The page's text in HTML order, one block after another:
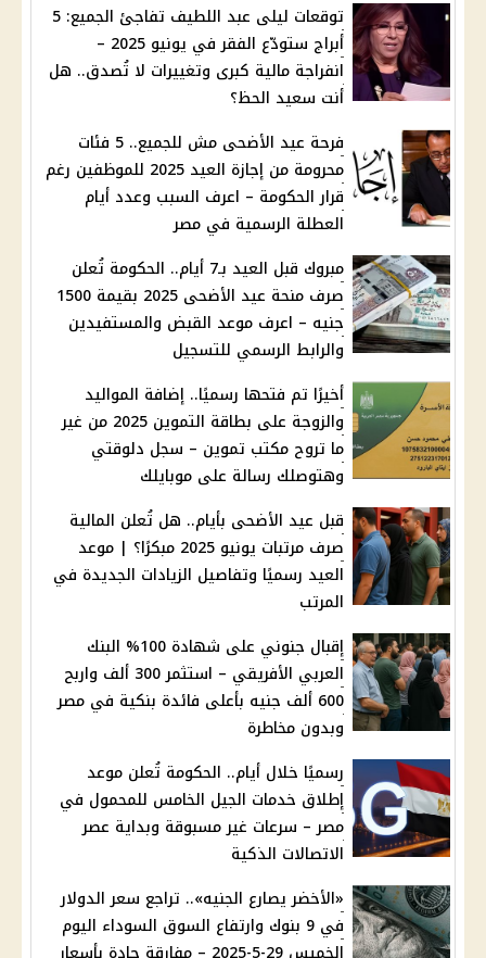
توقعات ليلى عبد اللطيف تفاجئ الجميع: 5
أبراج ستودّع الفقر في يونيو 2025 –
انفراجة مالية كبرى وتغييرات لا تُصدق.. هل
أنت سعيد الحظ؟
فرحة عيد الأضحى مش للجميع.. 5 فئات
محرومة من إجازة العيد 2025 للموظفين رغم
قرار الحكومة – اعرف السبب وعدد أيام
العطلة الرسمية في مصر
مبروك قبل العيد بـ7 أيام.. الحكومة تُعلن
صرف منحة عيد الأضحى 2025 بقيمة 1500
جنيه – اعرف موعد القبض والمستفيدين
والرابط الرسمي للتسجيل
أخيرًا تم فتحها رسميًا.. إضافة المواليد
والزوجة على بطاقة التموين 2025 من غير
ما تروح مكتب تموين – سجل دلوقتي
وهتوصلك رسالة على موبايلك
قبل عيد الأضحى بأيام.. هل تُعلن المالية
صرف مرتبات يونيو 2025 مبكرًا؟ | موعد
العيد رسميًا وتفاصيل الزيادات الجديدة في
المرتب
إقبال جنوني على شهادة 100% البنك
العربي الأفريقي – استثمر 300 ألف واربح
600 ألف جنيه بأعلى فائدة بنكية في مصر
وبدون مخاطرة
رسميًا خلال أيام.. الحكومة تُعلن موعد
إطلاق خدمات الجيل الخامس للمحمول في
مصر – سرعات غير مسبوقة وبداية عصر
الاتصالات الذكية
«الأخضر يصارع الجنيه».. تراجع سعر الدولار
في 9 بنوك وارتفاع السوق السوداء اليوم